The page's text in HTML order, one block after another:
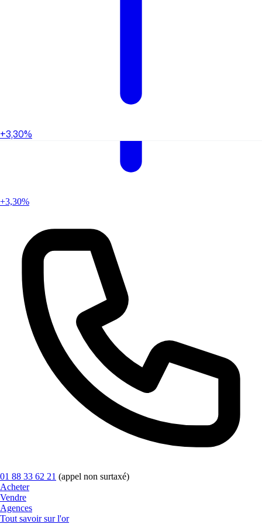
+3,30%
+3,30%
01 88 33 62 21 (appel non surtaxé)
Acheter
Vendre
Agences
Tout savoir sur l'or